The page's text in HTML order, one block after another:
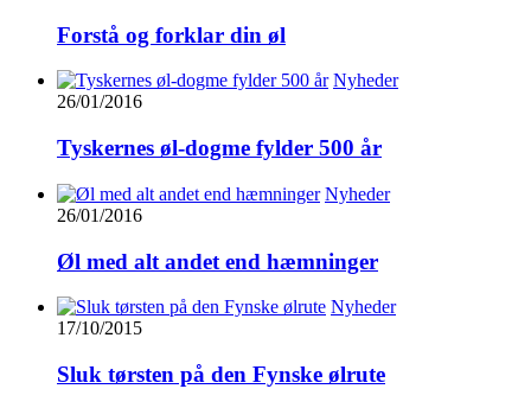
Forstå og forklar din øl
Nyheder
26/01/2016
Tyskernes øl-dogme fylder 500 år
Nyheder
26/01/2016
Øl med alt andet end hæmninger
Nyheder
17/10/2015
Sluk tørsten på den Fynske ølrute